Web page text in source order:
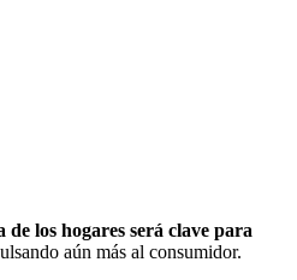
los hogares será clave para
aún más al consumidor.